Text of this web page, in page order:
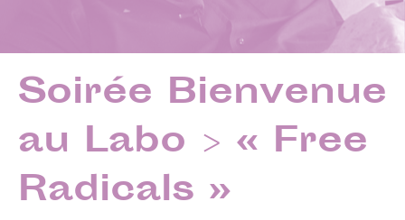
Soirée Bienvenue
au Labo > « Free
Radicals »